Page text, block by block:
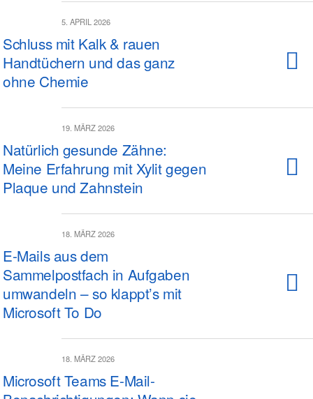
5. APRIL 2026
Schluss mit Kalk & rauen
Handtüchern und das ganz
ohne Chemie
19. MÄRZ 2026
Natürlich gesunde Zähne:
Meine Erfahrung mit Xylit gegen
Plaque und Zahnstein
18. MÄRZ 2026
E-Mails aus dem
Sammelpostfach in Aufgaben
umwandeln – so klappt’s mit
Microsoft To Do
18. MÄRZ 2026
Microsoft Teams E-Mail-